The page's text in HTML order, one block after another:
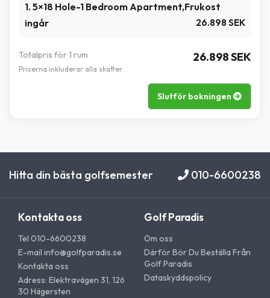
1. 5×18 Hole-1 Bedroom Apartment,Frukost
ingår
26.898 SEK
Totalpris för 1 rum 26.898 SEK
Priserna inkluderar alla skatter
Slutför bokningen
Hitta din bästa golfsemester 010-6600238
Kontakta oss
Tel 010-6600238
E-mail info@golfparadis.se
Kontakta oss
Adress: Elektravägen 31, 126
30 Hägersten
Golf Paradis
Om oss
Därför Bör Du Beställa Från
Golf Paradis
Dataskyddspolicy